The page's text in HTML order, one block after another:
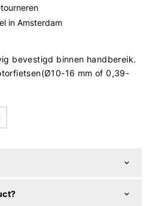
in Amsterdam
bevestigd binnen handbereik.
16 mm of 0,39-